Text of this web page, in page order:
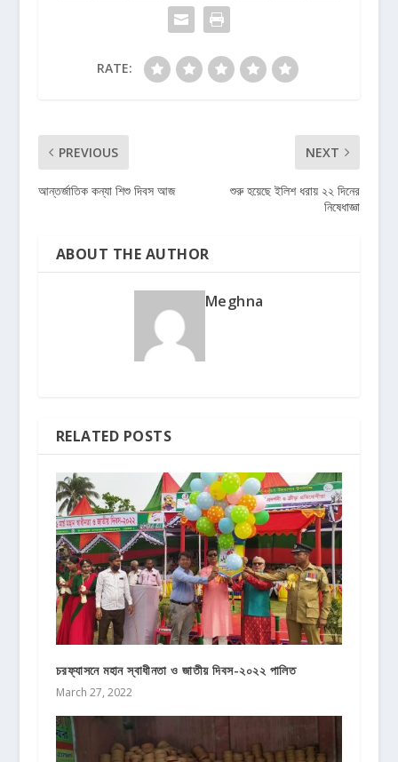
RATE:
PREVIOUS
আন্তর্জাতিক কন্যা শিশু দিবস আজ
NEXT
শুরু হয়েছে ইলিশ ধরায় ২২ দিনের
নিষেধাজ্ঞা
ABOUT THE AUTHOR
Meghna
RELATED POSTS
চরফ্যাসনে মহান স্বাধীনতা ও জাতীয় দিবস-২০২২ পালিত
March 27, 2022